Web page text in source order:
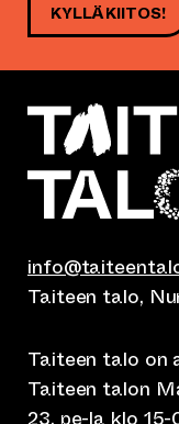
KYLLÄ KIITOS!
Taiteen talo,
Taiteen talo on
Taiteen talon